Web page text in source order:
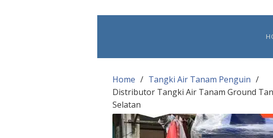
Home
Tangki Air Tanam Penguin
Distributor Tangki Air Tanam Ground
Selatan